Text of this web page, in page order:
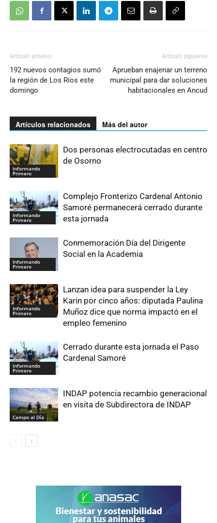
Artículo anterior
192 nuevos contagios sumó
la región de Los Ríos este
domingo
Artículo siguiente
Aprueban enajenar un terreno
municipal para dar soluciones
habitacionales en Ancud
Artículos relacionados Más del autor
Informando
Primero
Dos personas electrocutadas en centro
de Osorno
Informando
Primero
Complejo Fronterizo Cardenal Antonio
Samoré permanecerá cerrado durante
esta jornada
Informando
Primero
Conmemoración Día del Dirigente
Social en la Academia
Informando
Primero
Lanzan idea para suspender la Ley
Karin por cinco años: diputada Paulina
Muñoz dice que norma impactó en el
empleo femenino
Informando
Primero
Cerrado durante esta jornada el Paso
Cardenal Samoré
Campo al Día
INDAP potencia recambio generacional
en visita de Subdirectora de INDAP